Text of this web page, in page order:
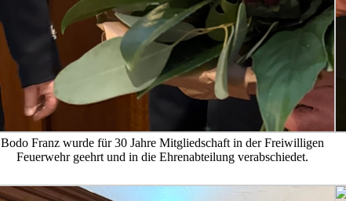
Bodo Franz wurde für 30 Jahre Mitgliedschaft in der Freiwilligen
Feuerwehr geehrt und in die Ehrenabteilung verabschiedet.